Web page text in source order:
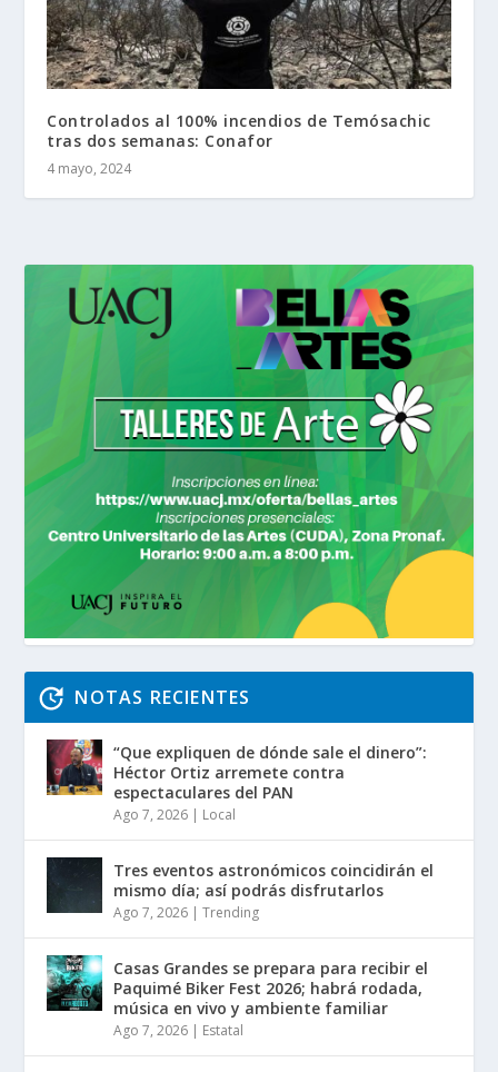
Controlados al 100% incendios de Temósachic
tras dos semanas: Conafor
4 mayo, 2024
NOTAS RECIENTES
“Que expliquen de dónde sale el dinero”:
Héctor Ortiz arremete contra
espectaculares del PAN
Ago 7, 2026 | Local
Tres eventos astronómicos coincidirán el
mismo día; así podrás disfrutarlos
Ago 7, 2026 |Trending
Casas Grandes se prepara para recibir el
Paquimé Biker Fest 2026; habrá rodada,
música en vivo y ambiente familiar
Ago 7, 2026 | Estatal